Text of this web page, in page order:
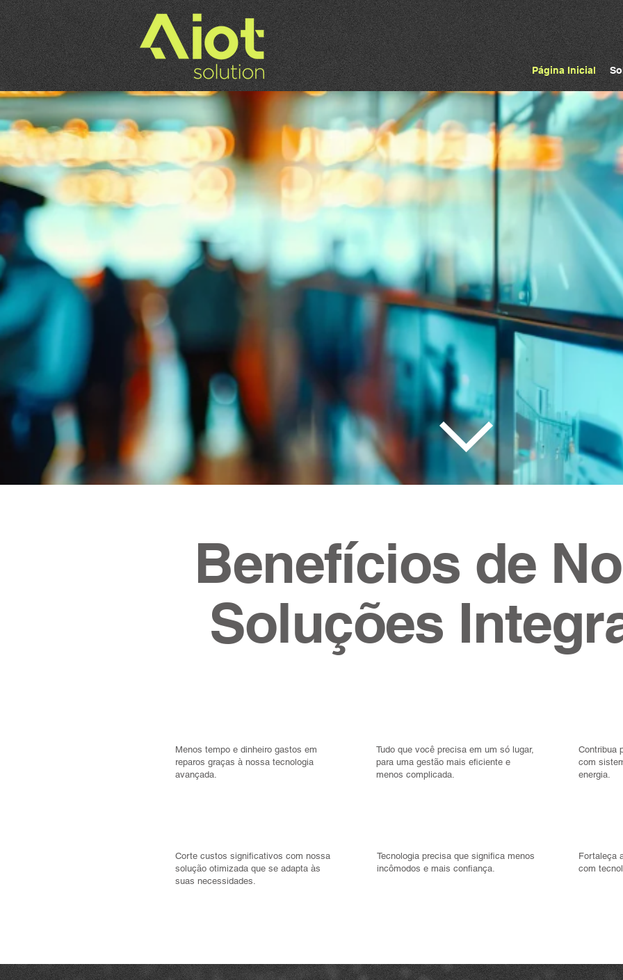
Página Inicial
Descubra os
das soluções
da Aiot Solution
Soluções para proteção de perímetro, automação de
rotinas operacionais e proteção de pessoas.
Benefícios de
Soluções
Menos tempo e dinheiro gastos em
reparos graças à nossa tecnologia
avançada.
Corte custos significativos com nossa
solução otimizada que se adapta às
suas necessidades.
Tudo que você precisa em um só lugar,
para uma gestão mais eficiente e
menos complicada.
Tecnologia precisa que significa menos
incômodos e mais confiança.
Contribua
com
energia.
Fortaleça
com